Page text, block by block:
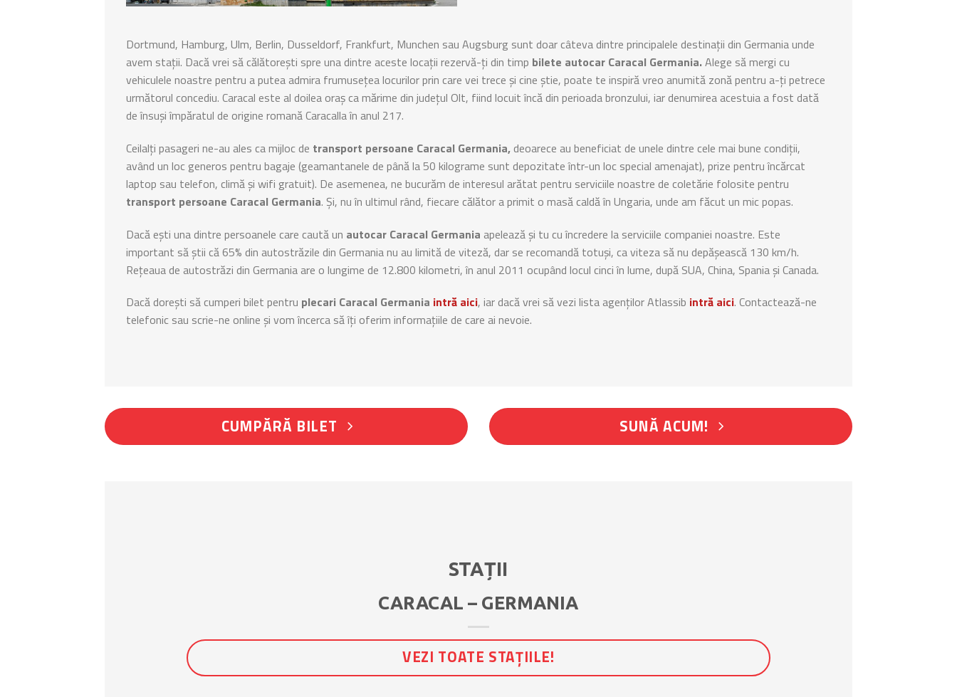
Dortmund, Hamburg, Ulm, Berlin, Dusseldorf, Frankfurt, Munchen sau Augsburg sunt doar câteva dintre principalele destinații din Germania unde
avem stații. Dacă vrei să călătorești spre una dintre aceste locații rezervă-ți din timp bilete autocar Caracal Germania. Alege să mergi cu
vehiculele noastre pentru a putea admira frumusețea locurilor prin care vei trece și cine știe, poate te inspiră vreo anumită zonă pentru a-ţi petrece
următorul concediu. Caracal este al doilea oraș ca mărime din județul Olt, fiind locuit încă din perioada bronzului, iar denumirea acestuia a fost dată
de însuși împăratul de origine romană Caracalla în anul 217.
Ceilalți pasageri ne-au ales ca mijloc de transport persoane Caracal Germania,deoarece au beneficiat de unele dintre cele mai bune condiții,
având un loc generos pentru bagaje (geamantanele de până la 50 kilograme sunt depozitate într-un loc special amenajat), prize pentru încărcat
laptop sau telefon, climă și wifi gratuit). De asemenea, ne bucurăm de interesul arătat pentru serviciile noastre de coletărie folosite pentru
transport persoane Caracal Germania. Și, nu în ultimul rând, fiecare călător a primit o masă caldă în Ungaria, unde am făcut un mic popas.
Dacă ești una dintre persoanele care caută un autocar Caracal Germania apelează și tu cu încredere la serviciile companiei noastre. Este
important să știi că 65% din autostrăzile din Germania nu au limită de viteză, dar se recomandă totuși, ca viteza să nu depășească 130 km/h.
Rețeaua de autostrăzi din Germania are o lungime de 12.800 kilometri, în anul 2011 ocupând locul cinci în lume, după SUA, China, Spania și Canada.
Dacă dorești să cumperi bilet pentru plecari Caracal Germania intră aici, iar dacă vrei să vezi lista agenților Atlassib intră aici. Contactează-ne
telefonic sau scrie-ne online și vom încerca să îți oferim informațiile de care ai nevoie.
CUMPĂRĂ BILET SUNĂ ACUM!
STAȚII
CARACAL – GERMANIA
VEZI TOATE STAȚIILE!